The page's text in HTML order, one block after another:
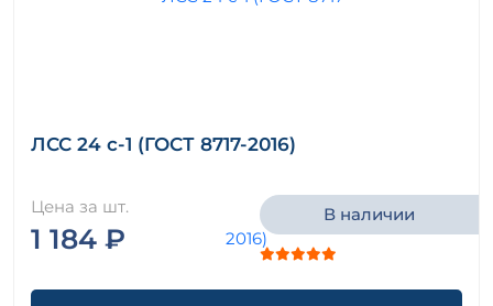
ЛСС 24 с-1 (ГОСТ 8717-2016)
Цена за шт.
1 184 ₽
В наличии